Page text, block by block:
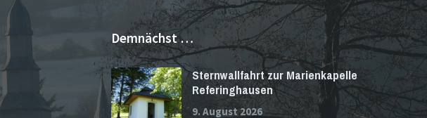
Demnächst …
Sternwallfahrt zur Marienkapelle
Referinghausen
9. August 2026